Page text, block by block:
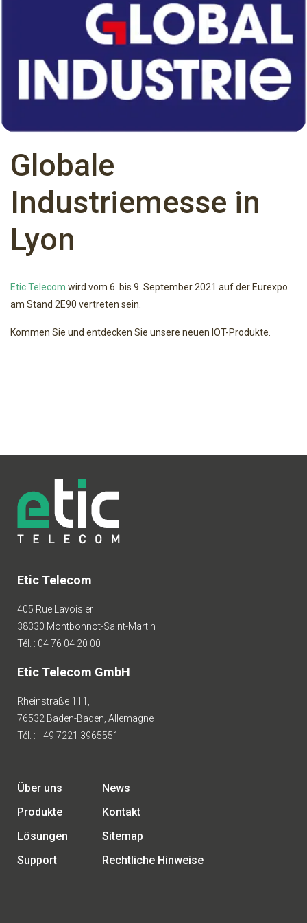
Globale
Industriemesse in
Lyon
Etic Telecom wird vom 6. bis 9. September 2021 auf der Eurexpo
am Stand 2E90 vertreten sein.
Kommen Sie und entdecken Sie unsere neuen IOT-Produkte.
Etic Telecom
405 Rue Lavoisier
38330 Montbonnot-Saint-Martin
Tél. : 04 76 04 20 00
Etic Telecom GmbH
Rheinstraße 111,
76532 Baden-Baden, Allemagne
Tél. : +49 7221 3965551
Über uns
Produkte
Lösungen
Support
News
Kontakt
Sitemap
Rechtliche Hinweise